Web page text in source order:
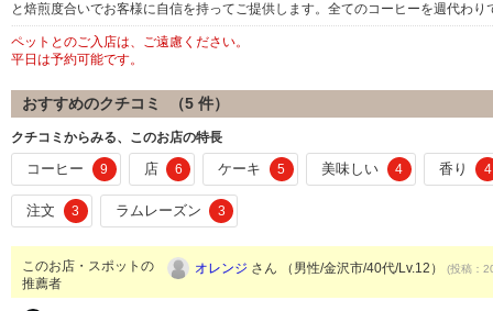
と焙煎度合いでお客様に自信を持ってご提供します。全てのコーヒーを週代わ
ペットとのご入店は、ご遠慮ください。
平日は予約可能です。
おすすめのクチコミ （5 件）
クチコミからみる、このお店の特長
コーヒー 9 店 6 ケーキ 5 美味しい 4 香り 4
注文 3 ラムレーズン 3
このお店・スポットの
推薦者
オレンジ さん （男性/金沢市/40代/Lv.12） (投稿：